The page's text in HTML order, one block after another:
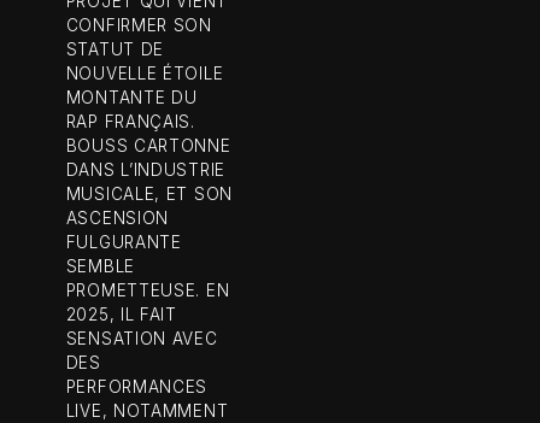
CONFIRMER SON
STATUT DE
NOUVELLE ÉTOILE
MONTANTE DU
RAP FRANÇAIS.
BOUSS CARTONNE
DANS L’INDUSTRIE
MUSICALE, ET SON
ASCENSION
FULGURANTE
SEMBLE
PROMETTEUSE. EN
2025, IL FAIT
SENSATION AVEC
DES
PERFORMANCES
LIVE, NOTAMMENT